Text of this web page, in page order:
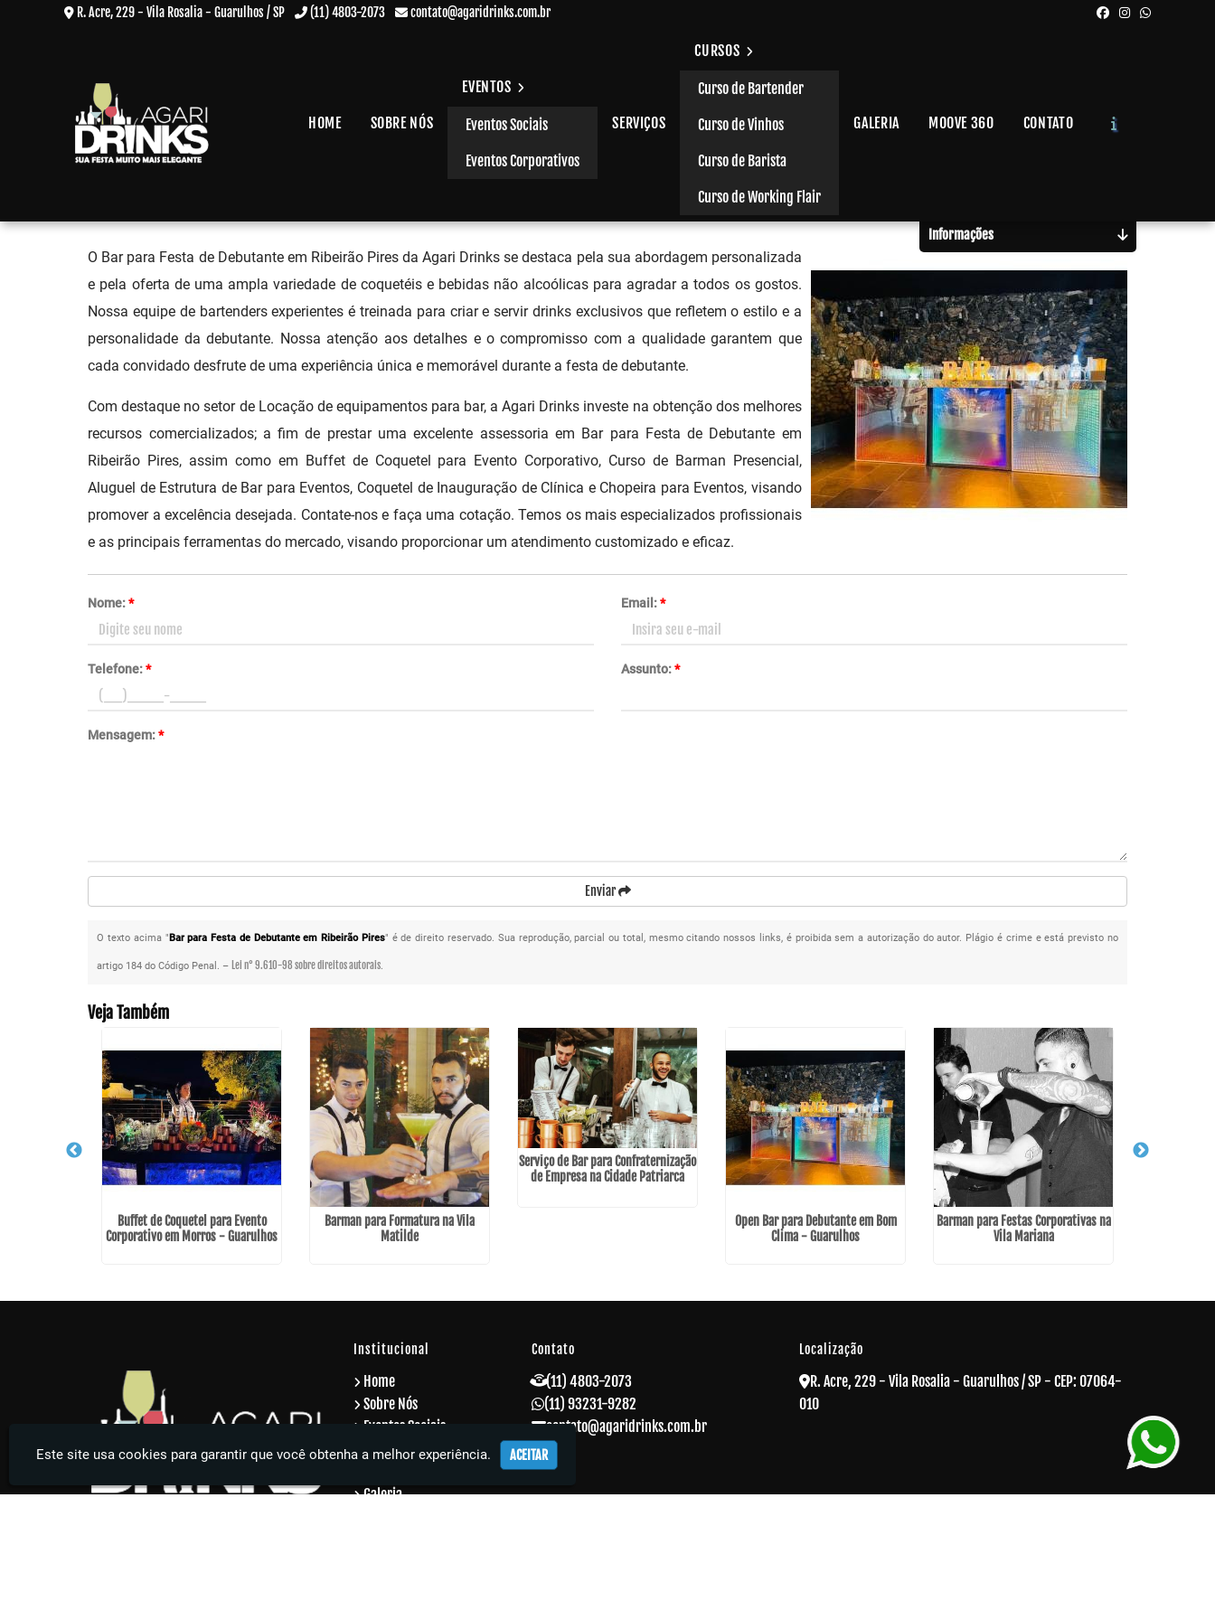
R. Acre, 229 - Vila Rosalia - Guarulhos / SP (11) 4803-2073 contato@agaridrinks.com.br
HOME SOBRE NÓS
EVENTOS
Eventos Sociais
Eventos Corporativos
SERVIÇOS
CURSOS
Curso de Bartender
Curso de Vinhos
Curso de Barista
Curso de Working Flair
GALERIA MOOVE 360 CONTATO
Bar para Festa de Debutante em Ribeirão Pires
O Bar para Festa de Debutante em Ribeirão Pires da Agari Drinks se destaca pela sua abordagem personalizada
e pela oferta de uma ampla variedade de coquetéis e bebidas não alcoólicas para agradar a todos os gostos.
Nossa equipe de bartenders experientes é treinada para criar e servir drinks exclusivos que refletem o estilo e a
personalidade da debutante. Nossa atenção aos detalhes e o compromisso com a qualidade garantem que
cada convidado desfrute de uma experiência única e memorável durante a festa de debutante.
Com destaque no setor de Locação de equipamentos para bar, a Agari Drinks investe na obtenção dos melhores
recursos comercializados; a fim de prestar uma excelente assessoria em Bar para Festa de Debutante em
Ribeirão Pires, assim como em Buffet de Coquetel para Evento Corporativo, Curso de Barman Presencial,
Aluguel de Estrutura de Bar para Eventos, Coquetel de Inauguração de Clínica e Chopeira para Eventos, visando
promover a excelência desejada. Contate-nos e faça uma cotação. Temos os mais especializados profissionais
e as principais ferramentas do mercado, visando proporcionar um atendimento customizado e eficaz.
Nome:* Email:*
Telefone:* Assunto:*
Mensagem:*
Enviar
O texto acima "Bar para Festa de Debutante em Ribeirão Pires" é de direito reservado. Sua reprodução, parcial ou total, mesmo citando nossos links, é proibida sem a autorização do autor. Plágio é crime e está previsto no
artigo 184 do Código Penal. – Lei n° 9.610-98 sobre direitos autorais.
Informações
Veja Também
Buffet de Coquetel para Evento
Corporativo em Morros - Guarulhos
Barman para Formatura na Vila
Matilde
Serviço de Bar para Confraternização
de Empresa na Cidade Patriarca
Open Bar para Debutante em Bom
Clima - Guarulhos
Barman para Festas Corporativas na
Vila Mariana
Institucional
Home
Sobre Nós
Eventos Sociais
Eventos Corporativos
Galeria
Contato
(11) 4803-2073
(11) 93231-9282
contato@agaridrinks.com.br
Localização
R. Acre, 229 - Vila Rosalia - Guarulhos / SP - CEP: 07064-
010
Este site usa cookies para garantir que você obtenha a melhor experiência. ACEITAR